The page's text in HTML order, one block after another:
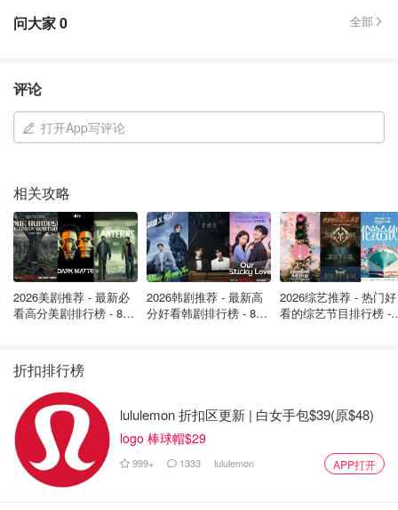
在各大社交平台上积累了一群粉丝，具有一定影响力之后才
得到品牌的关注。
Chiara还做过一段时间的model，当然了靠着人家的身材和
问大家0 全部
评论
打开App写评论
相关攻略
2026美剧推荐 - 最新必
看高分美剧排行榜 - 8月
2026韩剧推荐 - 最新高
分好看韩剧排行榜 - 8月
2026综艺推荐 - 热门好
看的综艺节目排行榜 -
折扣排行榜
lululemon 折扣区更新 | 白女手包$39(原$48)
logo 棒球帽$29
999+ 1333 lululemon APP打开